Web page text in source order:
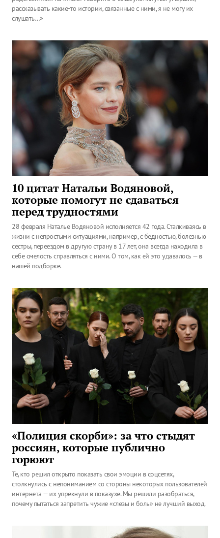
рассказывать какие-то истории, связанные с ними, я не могу их
слушать…»
10 цитат Натальи Водяновой,
которые помогут не сдаваться
перед трудностями
28 февраля Наталье Водяновой исполняется 42 года. Сталкиваясь в
жизни с непростыми ситуациями, например, с бедностью, болезнью
сестры, переездом в другую страну в 17 лет, она всегда находила в
себе смелость справляться с ними. О том, как ей это удавалось — в
нашей подборке.
«Полиция скорби»: за что стыдят
россиян, которые публично
горюют
Те, кто решил открыто показать свои эмоции в соцсетях,
столкнулись с непониманием со стороны некоторых пользователей
интернета — их упрекнули в показухе. Мы решили разобраться,
почему пытаться запретить чужие «слезы и боль» не лучший выход.